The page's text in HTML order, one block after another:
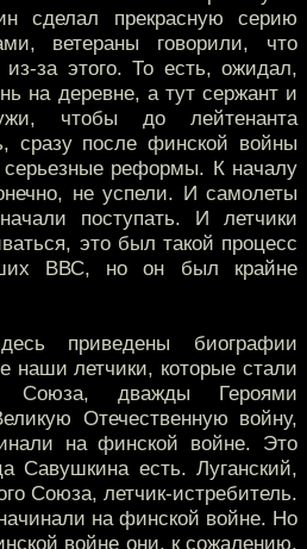
сделал прекрасную серию
ветераны говорили, что
из-за этого. То есть, ожидал,
на деревне, а тут сержант и
чтобы до лейтенанта
сразу после финской войны
реформы. К началу
не успели. И самолеты
поступать. И летчики
это был такой процесс
ВВС, но он был крайне
приведены биографии
наши летчики, которые стали
Союза, дважды Героями
Отечественную войну,
на финской войне. Это
Савушкина есть. Луганский,
Союза, летчик-истребитель.
на финской войне. Но
войне они, к сожалению,